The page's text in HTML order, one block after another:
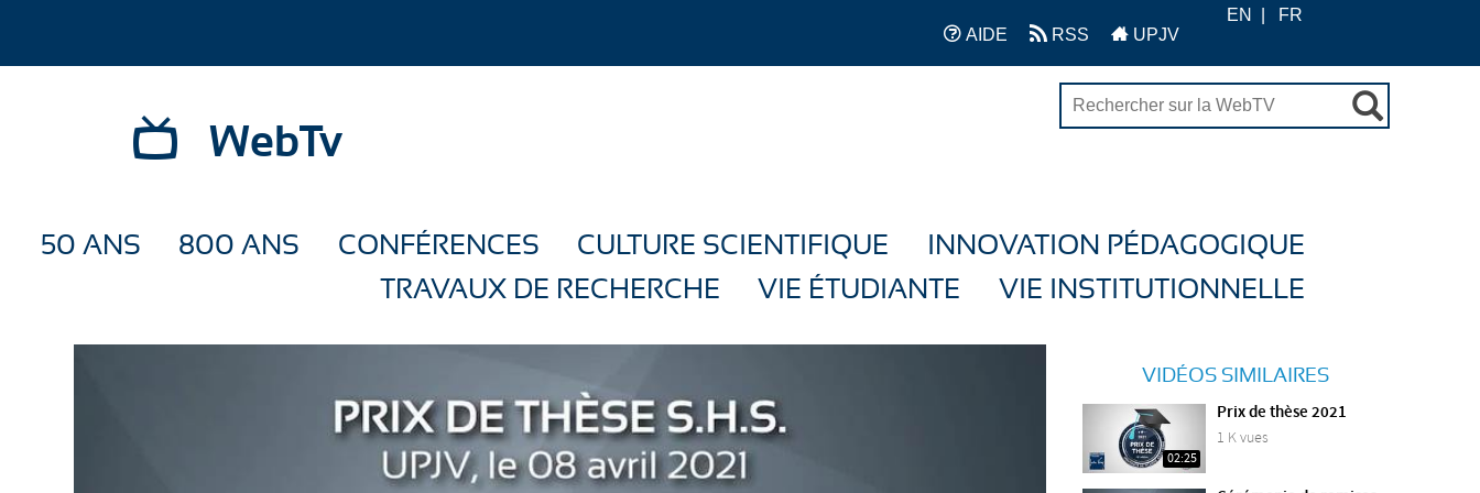
AIDE RSS UPJV
EN FR
WebTv
50 ANS 800 ANS CONFÉRENCES CULTURE SCIENTIFIQUE
INNOVATION PÉDAGOGIQUE
TRAVAUX DE RECHERCHE
VIE ÉTUDIANTE VIE INSTITUTIONNELLE
VIDÉOS SIMILAIRES
02:25
Prix de thèse 2021
1 K vues